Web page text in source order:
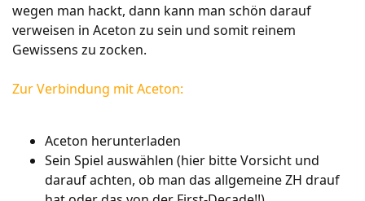
wegen man hackt, dann kann man schön darauf
verweisen in Aceton zu sein und somit reinem
Gewissens zu zocken.
Zur Verbindung mit Aceton:
Aceton herunterladen
Sein Spiel auswählen (hier bitte Vorsicht und
darauf achten, ob man das allgemeine ZH drauf